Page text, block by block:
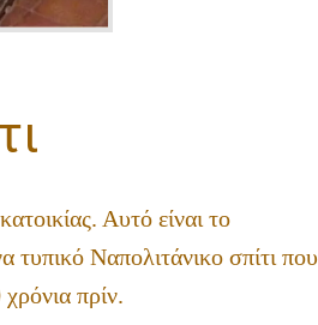
Αυτό είναι το
τυπικό Ναπολιτάνικο σπίτι που
πρίν.